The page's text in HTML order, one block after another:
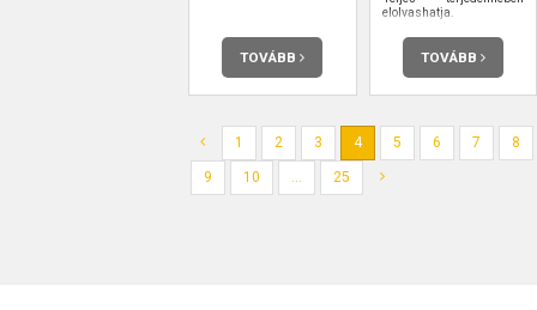
TOVÁBB
elolvashatja.
TOVÁBB
1 2 3 4 5 6 7 8
9 10 ... 25